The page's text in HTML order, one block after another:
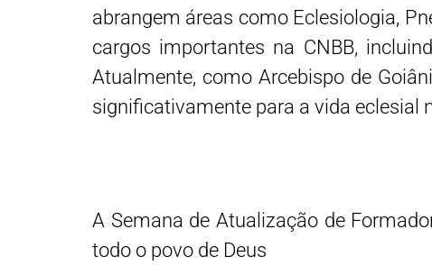
abrangem áreas como Eclesiologia,
cargos importantes na CNBB,
Atualmente, como Arcebispo de
significativamente para a vida eclesial
A Semana de Atualização de
todo o povo de Deus